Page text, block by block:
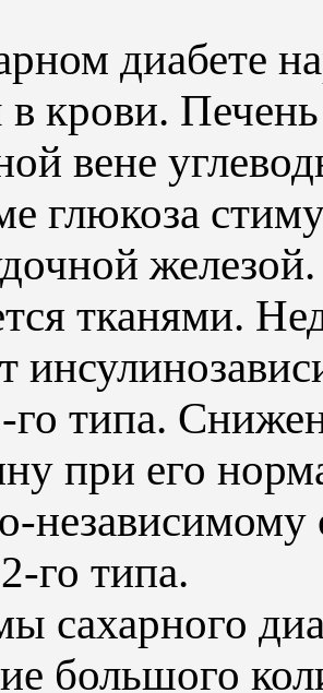
диабете
крови.
вене
глюкоза
тканями.
го типа.
при его
независимому
го типа.
сахарного
большого